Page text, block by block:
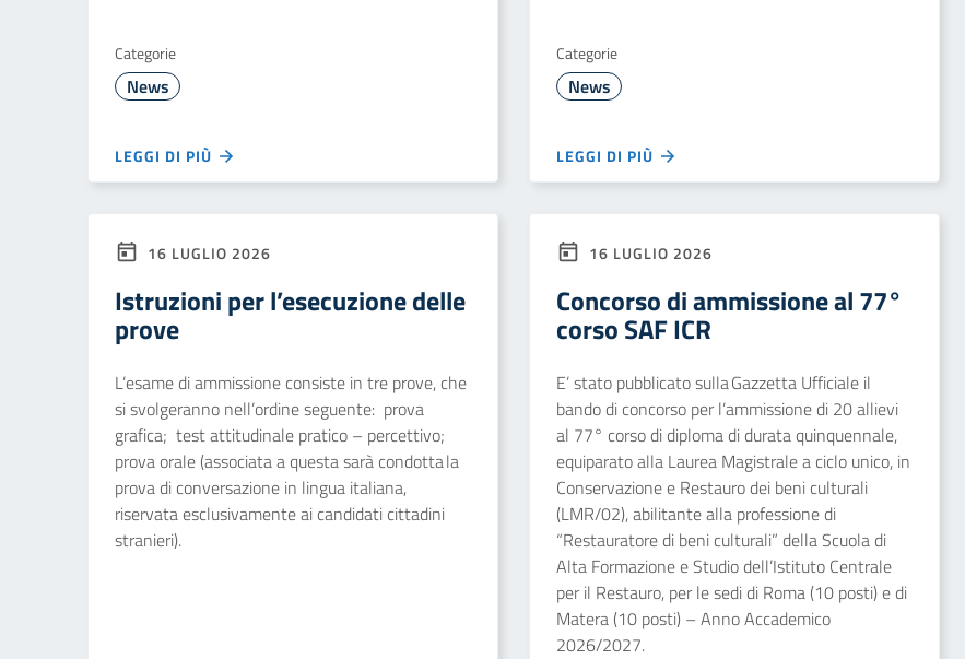
Categorie
News
LEGGI DI PIÙ
Categorie
News
LEGGI DI PIÙ
16 LUGLIO 2026
Istruzioni per l’esecuzione delle
prove
L’esame di ammissione consiste in tre prove, che
si svolgeranno nell’ordine seguente: prova
grafica; test attitudinale pratico – percettivo;
prova orale (associata a questa sarà condotta la
prova di conversazione in lingua italiana,
riservata esclusivamente ai candidati cittadini
stranieri).
16 LUGLIO 2026
Concorso di ammissione al 77°
corso SAF ICR
E’ stato pubblicato sulla Gazzetta Ufficiale il
bando di concorso per l’ammissione di 20 allievi
al 77° corso di diploma di durata quinquennale,
equiparato alla Laurea Magistrale a ciclo unico, in
Conservazione e Restauro dei beni culturali
(LMR/02), abilitante alla professione di
“Restauratore di beni culturali” della Scuola di
Alta Formazione e Studio dell’Istituto Centrale
per il Restauro, per le sedi di Roma (10 posti) e di
Matera (10 posti) – Anno Accademico
2026/2027.